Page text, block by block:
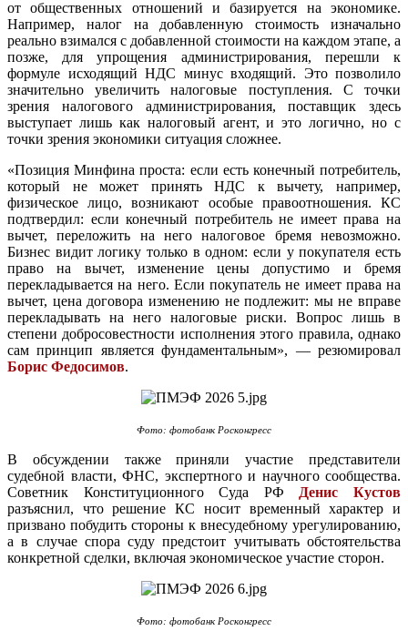
от общественных отношений и базируется на экономике.
Например, налог на добавленную стоимость изначально
реально взимался с добавленной стоимости на каждом этапе, а
позже, для упрощения администрирования, перешли к
формуле исходящий НДС минус входящий. Это позволило
значительно увеличить налоговые поступления. С точки
зрения налогового администрирования, поставщик здесь
выступает лишь как налоговый агент, и это логично, но с
точки зрения экономики ситуация сложнее.
«Позиция Минфина проста: если есть конечный потребитель,
который не может принять НДС к вычету, например,
физическое лицо, возникают особые правоотношения. КС
подтвердил: если конечный потребитель не имеет права на
вычет, переложить на него налоговое бремя невозможно.
Бизнес видит логику только в одном: если у покупателя есть
право на вычет, изменение цены допустимо и бремя
перекладывается на него. Если покупатель не имеет права на
вычет, цена договора изменению не подлежит: мы не вправе
перекладывать на него налоговые риски. Вопрос лишь в
степени добросовестности исполнения этого правила, однако
сам принцип является фундаментальным», — резюмировал
Борис Федосимов.
Фото: фотобанк Росконгресс
В обсуждении также приняли участие представители
судебной власти, ФНС, экспертного и научного сообщества.
Советник Конституционного Суда РФ Денис Кустов
разъяснил, что решение КС носит временный характер и
призвано побудить стороны к внесудебному урегулированию,
а в случае спора суду предстоит учитывать обстоятельства
конкретной сделки, включая экономическое участие сторон.
Фото: фотобанк Росконгресс